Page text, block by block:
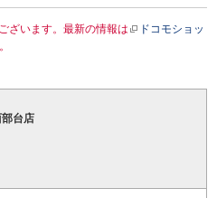
ざいます。最新の情報は
ドコモショッ
部台店